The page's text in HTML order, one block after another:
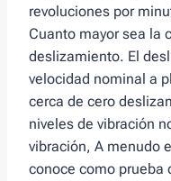
revoluciones por
Cuanto mayor sea la
deslizamiento. El
velocidad nominal a
cerca de cero
niveles de vibración
vibración, A menudo
conoce como prueba